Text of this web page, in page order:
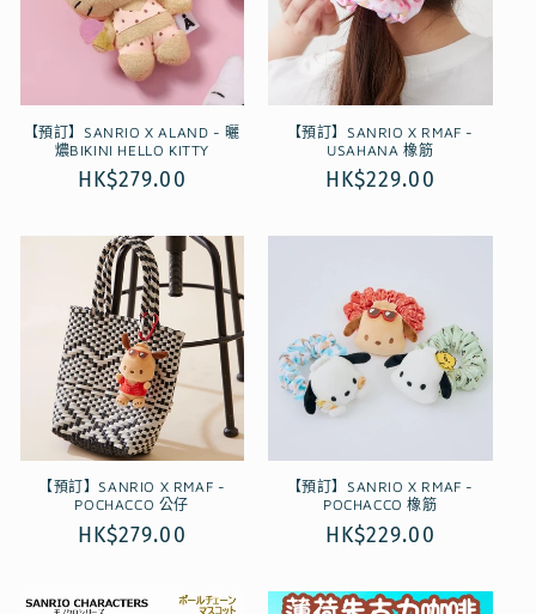
【預訂】SANRIO X ALAND - 曬
燶BIKINI HELLO KITTY
定
HK$279.00
【預訂】SANRIO X RMAF -
USAHANA 橡筋
定
HK$229.00
【預訂】SANRIO X RMAF -
POCHACCO 公仔
定
HK$279.00
【預訂】SANRIO X RMAF -
POCHACCO 橡筋
定
HK$229.00